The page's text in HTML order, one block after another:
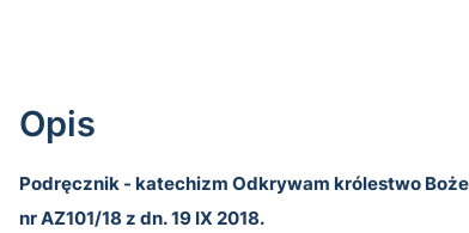
Opis
Podręcznik - katechizm Odkrywam królestwo
nr AZ­1­01/18 z dn. 19 IX 2018.